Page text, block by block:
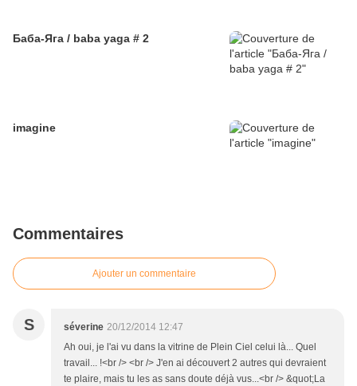
Баба-Яга / baba yaga # 2
imagine
Commentaires
Ajouter un commentaire
S séverine 20/12/2014 12:47
Ah oui, je l'ai vu dans la vitrine de Plein Ciel celui là... Quel
travail... !<br /> <br /> J'en ai découvert 2 autres qui devraient
te plaire, mais tu les as sans doute déjà vus...<br /> &quot;La